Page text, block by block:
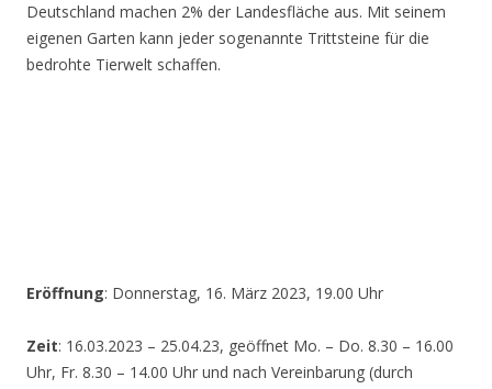
Deutschland machen 2% der Landesfläche aus. Mit seinem
eigenen Garten kann jeder sogenannte Trittsteine für die
bedrohte Tierwelt schaffen.
Eröffnung: Donnerstag, 16. März 2023, 19.00 Uhr
Zeit: 16.03.2023 – 25.04.23, geöffnet Mo. – Do. 8.30 – 16.00
Uhr, Fr. 8.30 – 14.00 Uhr und nach Vereinbarung (durch